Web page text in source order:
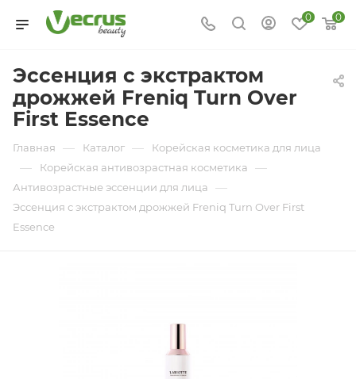
0 0
Эссенция с экстрактом
дрожжей Freniq Turn Over
First Essence
Главная — Каталог — Корейская косметика для лица
— Корейская антивозрастная косметика —
Антивозрастные эссенции для лица —
Эссенция с экстрактом дрожжей Freniq Turn Over First
Essence